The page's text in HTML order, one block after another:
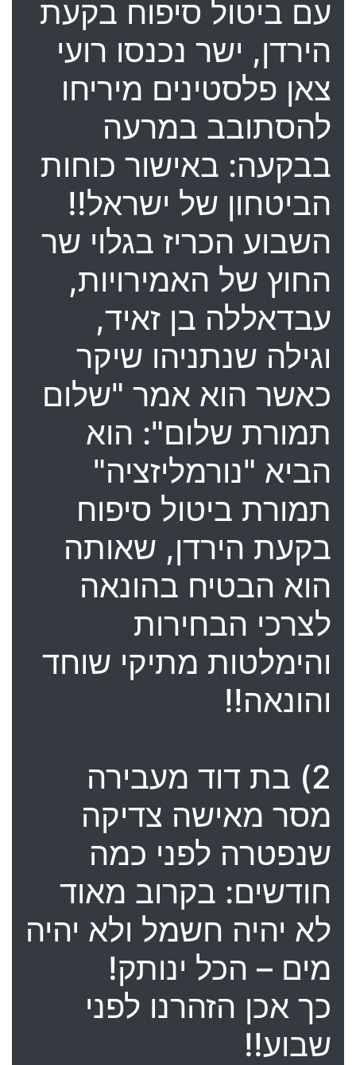
עם ביטול סיפוח בקעת
הירדן, ישר נכנסו רועי
צאן פלסטינים מיריחו
להסתובב במרעה
בבקעה: באישור כוחות
הביטחון של ישראל!!
השבוע הכריז בגלוי שר
החוץ של האמירויות,
עבדאללה בן זאיד,
וגילה שנתניהו שיקר
כאשר הוא אמר "שלום
תמורת שלום": הוא
הביא "נורמליזציה"
תמורת ביטול סיפוח
בקעת הירדן, שאותה
הוא הבטיח בהונאה
לצרכי הבחירות
והימלטות מתיקי שוחד
והונאה!!
2) בת דוד מעבירה
מסר מאישה צדיקה
שנפטרה לפני כמה
חודשים: בקרוב מאוד
לא יהיה חשמל ולא יהיה
מים – הכל ינותק!
כך אכן הזהרנו לפני
שבוע!!